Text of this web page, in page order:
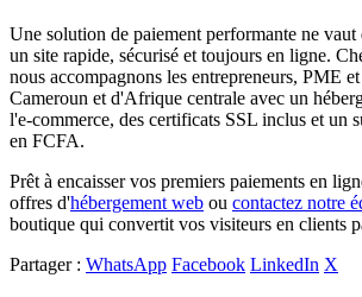
Une solution de paiement performante ne vaut
un site rapide, sécurisé et toujours en ligne.
nous accompagnons les entrepreneurs, PME
Cameroun et d'Afrique centrale avec un
l'e-commerce, des certificats SSL inclus et un
en FCFA.
Prêt à encaisser vos premiers paiements en
offres d'hébergement web ou contactez notre
boutique qui convertit vos visiteurs en clients
Partager : WhatsApp Facebook LinkedIn X